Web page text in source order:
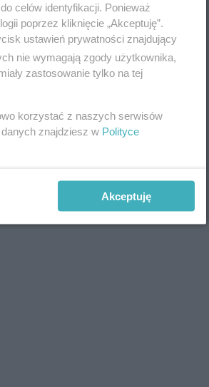
sytego śniadania,
A jeżeli jest to
celów identyfikacji. Ponieważ
poprzez kliknięcie „Akceptuję”.
ustawień prywatności znajdujący
nie wymagają zgody użytkownika,
zastosowanie tylko na tej
korzystać z naszych serwisów
znajdziesz w Polityce
Akceptuję